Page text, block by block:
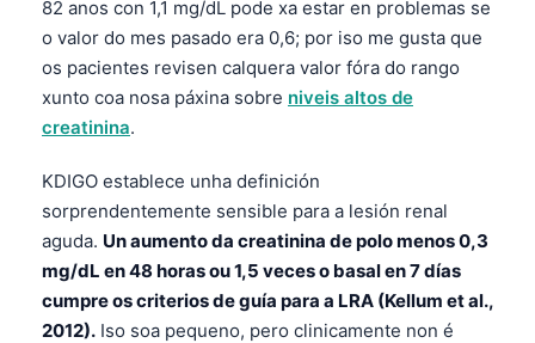
82 anos con 1,1 mg/dL pode xa estar en problemas se
o valor do mes pasado era 0,6; por iso me gusta que
os pacientes revisen calquera valor fóra do rango
xunto coa nosa páxina sobre niveis altos de
creatinina.
KDIGO establece unha definición
sorprendentemente sensible para a lesión renal
aguda. Un aumento da creatinina de polo menos 0,3
mg/dL en 48 horas ou 1,5 veces o basal en 7 días
cumpre os criterios de guía para a LRA (Kellum et al.,
2012). Iso soa pequeno, pero clinicamente non é